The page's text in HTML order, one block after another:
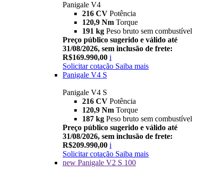
Panigale V4
216 CV Potência
120,9 Nm Torque
191 kg Peso bruto sem combustível
Preço público sugerido e válido até
31/08/2026, sem inclusão de frete:
R$169.990,00 i
Solicitar cotação Saiba mais
Panigale V4 S
Panigale V4 S
216 CV Potência
120,9 Nm Torque
187 kg Peso bruto sem combustível
Preço público sugerido e válido até
31/08/2026, sem inclusão de frete:
R$209.990,00 i
Solicitar cotação Saiba mais
new Panigale V2 S 100